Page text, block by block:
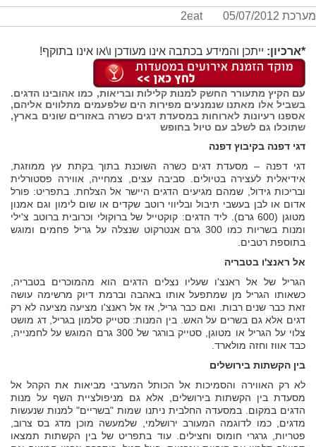
מערכת 2eat 05/07/2012
*ארכיון: ייתכן והמידע בכתבה אינו מעודכן ו\או אינו בתוקף!
עם הקיץ מתעורר החשק למנות קלילות ובריאות, כמו אהובינו הדגים.
בשביל אלו מאתנו שנמנעים מפירות הים שלפעמים מתלווים אליהם,
אספנו רעיונות לארוחות במסעדת דגים כשרה באזורים שונים בארץ,
שתוכלו גם לשלב עם טיול בחופש
דגי דפנה בקיבוץ דפנה
דגי דפנה – מסעדת דגים כשרה השוכנת בתוך בקתת עץ ממוזגת,
אידיאלית לעצירה בטיולים. סביבה עצים, צמחייה, אווירה פסטורלית
ובריכות גידול, שמהם מגיעים הדגים היישר אל הצלחת. בתפריט: פורל
אדום או לבן בעשבי תיבול ובליווי רוטב שקדים או שום לימון וגם אמנון
מטוגן (600 גרם). ליד הדגים: קוקטייל של ברוקולי וכרובית ברוטב צ'ילי
ומנות בשריות כמו 300 גרם אנטרקוט שנצלה על גריל פחמים ומוגש
בתוספת רטבים.
אל ראנצ'ו בטבריה
הגריל של אל ראנצ'ו שעליו נצלים הדגים הוא מהמוכרים בטבריה,
כשאותו הגריל מן שמתפעל אותו באהבה וברמת דיוק מרשימה עושה
זאת כבר שנים רבות. ואם כבר גריל, אז אל ראנצ'ו מציעה מציעה לא רק
דגים אלא גם בשרים על האש. בין המנות: סטייק סלמון בגריל, דג מושט
צלוי על הגריל או מטוגן, סטייק בורגר של 300 גרם המוגש על לחמנייה,
כבד אווז וחזה מולארד.
בין הקשתות בירושלים
לא רק האווירה והסמיכות אל הכותל המערבי מביאות את הקהל אל
מסעדת בין הקשתות בירושלים, אלא גם מניפולציית השף על מנות
הדגים במקום. במסעדה החלבית ניתנו שמות "בשריים" למנות שנעשות
מדגים, כמו לדוגמה המעורב ירושלמי, שלמעשה מוכן מדג בס צרוב,
פטריות, גרגרי חומוס וחצילים. עוד בתפריט של בין הקשתות תמצאו